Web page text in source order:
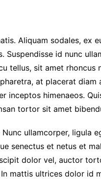
Aliquam sodales, ex
id nunc
tellus, sit amet
at placerat
inceptos himenaeos.
tortor sit amet
ullamcorper,
senectus et netus et
dolor vel, auctor
mattis ultrices dolor